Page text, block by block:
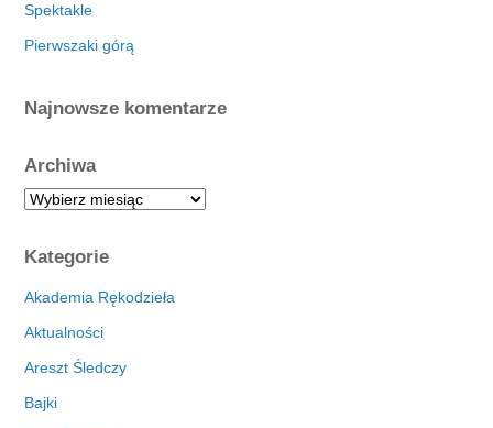
Spektakle
Pierwszaki górą
Najnowsze komentarze
Archiwa
A
h
i
a
Kategorie
Akademia Rękodzieła
Aktualności
Areszt Śledczy
Bajki